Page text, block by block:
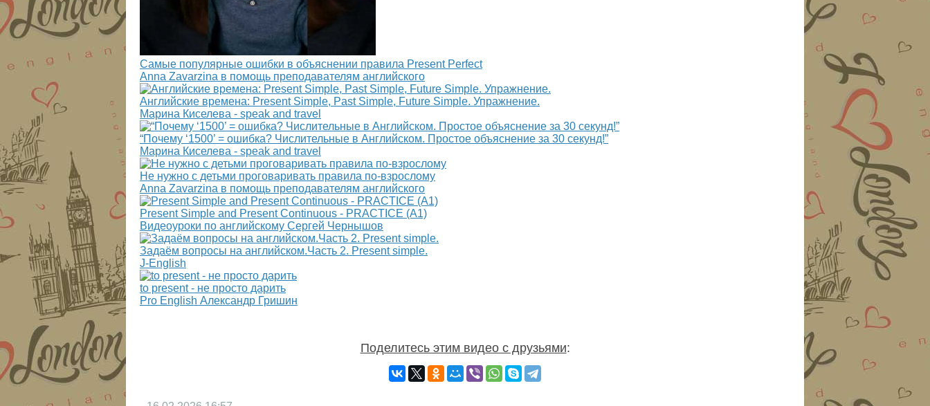
Самые популярные ошибки в объяснении правила Present Perfect
Anna Zavarzina в помощь преподавателям английского
Английские времена: Present Simple, Past Simple, Future Simple. Упражнение.
Марина Киселева - speak and travel
“Почему ‘1500’ = ошибка? Числительные в Английском. Простое объяснение за 30 секунд!”
Марина Киселева - speak and travel
Не нужно с детьми проговаривать правила по-взрослому
Anna Zavarzina в помощь преподавателям английского
Present Simple and Present Continuous - PRACTICE (A1)
Видеоуроки по английскому Сергей Чернышов
Задаём вопросы на английском.Часть 2. Present simple.
J-English
to present - не просто дарить
Pro English Александр Гришин
Поделитесь этим видео с друзьями: